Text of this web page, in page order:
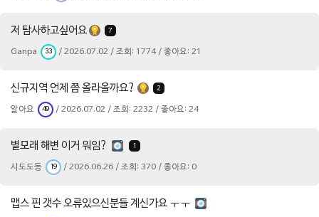
저 탐사하고싶어요 7
Ganpa 33 / 2026.07.02 / 조회: 1774 / 좋아요: 21
신규지역 언제 쯤 올라올까요? 2
알아요 49 / 2026.07.02 / 조회: 2232 / 좋아요: 24
별모래 해변 이거 뭐임? 1
시도도동 19 / 2026.06.26 / 조회: 370 / 좋아요: 0
맵스 핀 갯수 오류있으신분들 계신가요 ㅜㅜ